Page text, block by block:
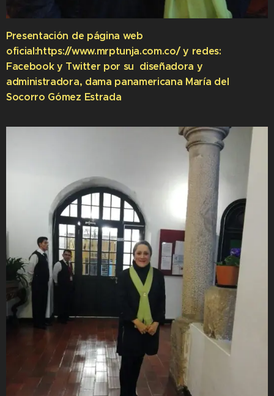
Presentación de página web
oficial:https://www.mrptunja.com.co/ y redes:
Facebook y Twitter por su diseñadora y
administradora, dama panamericana María del
Socorro Gómez Estrada